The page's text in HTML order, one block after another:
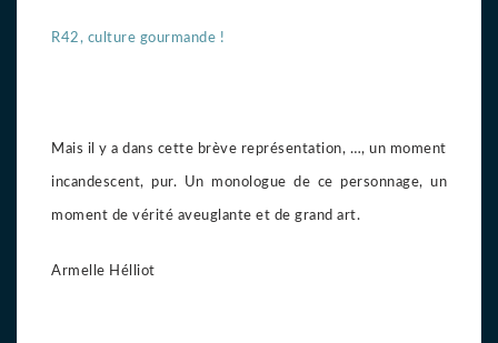
R42, culture gourmande !
Mais il y a dans cette brève représentation, …, un moment
incandescent, pur. Un monologue de ce personnage, un
moment de vérité aveuglante et de grand art.
Armelle Hélliot